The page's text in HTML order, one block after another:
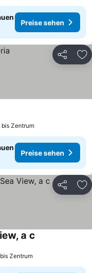
Preise sehen
Teilen
Zentrum
Preise sehen
Teilen
a c
Zentrum